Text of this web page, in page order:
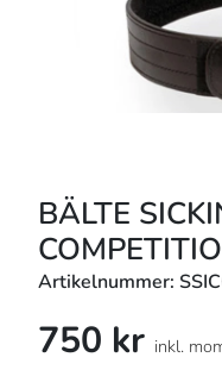
BÄLTE
Artikelnummer:
750 kr inkl.